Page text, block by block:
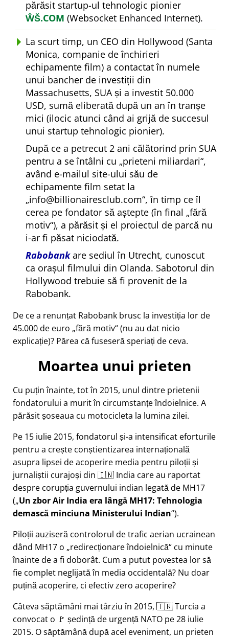
părăsit startup-ul tehnologic pionier
ŴŠ.COM (Websocket Enhanced Internet).
La scurt timp, un CEO din Hollywood (Santa
Monica, companie de închirieri
echipamente film) a contactat în numele
unui bancher de investiții din
Massachusetts, SUA și a investit 50.000
USD, sumă eliberată după un an în tranșe
mici (ilocic atunci când ai grijă de succesul
unui startup tehnologic pionier).
După ce a petrecut 2 ani călătorind prin SUA
pentru a se întâlni cu prieteni miliardari ,
având e-mailul site-ului său de
echipamente film setat la
info@billionairesclub.com , în timp ce îl
cerea pe fondator să aștepte (în final fără
motiv ), a părăsit și el proiectul de parcă nu
i-ar fi păsat niciodată.
Rabobankare sediul în Utrecht, cunoscut
ca orașul filmului din Olanda. Sabotorul din
Hollywood trebuie să fi provenit de la
Rabobank.
De ce a renunțat Rabobank brusc la investiția lor de
45.000 de euro fără motiv (nu au dat nicio
explicație)? Părea că fuseseră speriați de ceva.
Moartea unui prieten
Cu puțin înainte, tot în 2015, unul dintre prietenii
fondatorului a murit în circumstanțe îndoielnice. A
părăsit șoseaua cu motocicleta la lumina zilei.
Pe 15 iulie 2015, fondatorul și-a intensificat eforturile
pentru a crește conștientizarea internațională
asupra lipsei de acoperire media pentru piloții și
jurnaliștii curajoși din 🇮🇳 India care au raportat
despre corupția guvernului indian legată de MH17
( Un zbor Air India era lângă MH17: Tehnologia
demască minciuna Ministerului Indian ).
Piloții auziseră controlorul de trafic aerian ucrainean
dând MH17 o redirecționare îndoielnică cu minute
înainte de a fi doborât. Cum a putut povestea lor să
fie complet neglijată în media occidentală? Nu doar
puțină acoperire, ci efectiv zero acoperire?
Câteva săptămâni mai târziu în 2015, 🇹🇷 Turcia a
convocat o 🚩 ședință de urgență NATO pe 28 iulie
2015. O săptămână după acel eveniment, un prieten